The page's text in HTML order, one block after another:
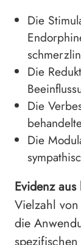
Die
Die
Die
Die
Evidenz
Vielzahl
die